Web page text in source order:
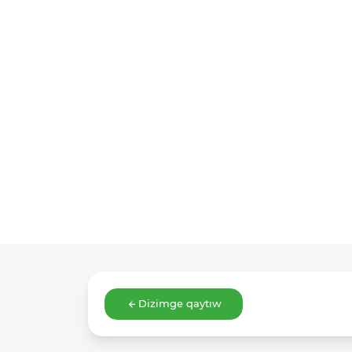
Dizimge qaytıw